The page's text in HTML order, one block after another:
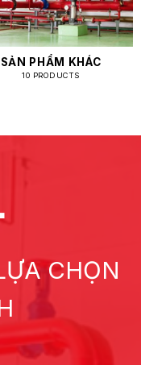
SẢN PHẨM KHÁC
10 PRODUCTS
CHỌN